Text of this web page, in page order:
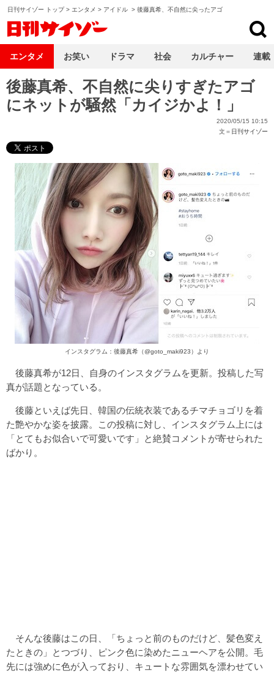
日刊サイゾー トップ> エンタメ > アイドル > 後藤真希、不自然に尖ったアゴ
後藤真希、不自然に尖りすぎたアゴ
にネットが騒然「カイジかよ！」
2020/05/15 10:15
文＝ 日刊サイゾー
インスタグラム：後藤真希（@goto_maki923）より
後藤真希が12日、自身のインスタグラムを更新。投稿した写
真が話題となっている。
後藤といえば先日、韓国の伝統衣装であるチマチョゴリを着
た艶やかな姿を披露。この投稿に対し、インスタグラム上には
「とてもお似合いで可愛いです」と絶賛コメントが寄せられた
ばかり。
そんな後藤はこの日、「ちょっと前のものだけど、髪色変え
たときの」とつづり、ピンク色に染めたニューヘアを公開。毛
先には強めに色が入っており、キュートな雰囲気を漂わせてい
エンタメ お笑い ドラマ 社会 カルチャー 連載